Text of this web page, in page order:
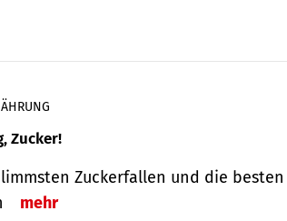
Zucker!
Zucker­fallen und die
mehr